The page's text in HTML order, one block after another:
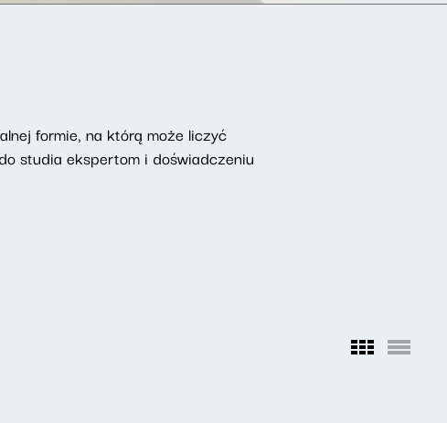
formie, na którą może liczyć
studia ekspertom i doświadczeniu